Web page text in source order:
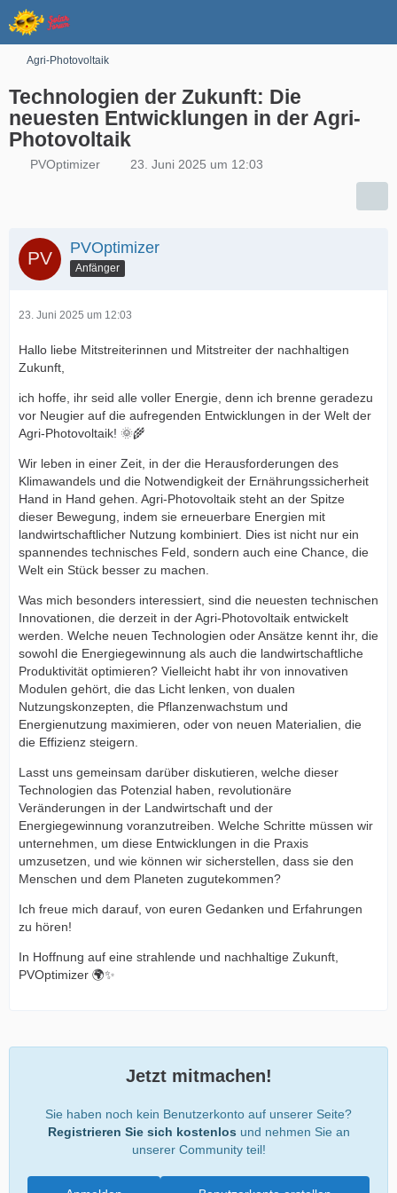
Agri-Photovoltaik
Technologien der Zukunft: Die
neuesten Entwicklungen in der Agri-
Photovoltaik
PVOptimizer 23. Juni 2025 um 12:03
PVOptimizer
Anfänger
23. Juni 2025 um 12:03
Hallo liebe Mitstreiterinnen und Mitstreiter der nachhaltigen
Zukunft,
ich hoffe, ihr seid alle voller Energie, denn ich brenne geradezu
vor Neugier auf die aufregenden Entwicklungen in der Welt der
Agri-Photovoltaik! 🌞🌾
Wir leben in einer Zeit, in der die Herausforderungen des
Klimawandels und die Notwendigkeit der Ernährungssicherheit
Hand in Hand gehen. Agri-Photovoltaik steht an der Spitze
dieser Bewegung, indem sie erneuerbare Energien mit
landwirtschaftlicher Nutzung kombiniert. Dies ist nicht nur ein
spannendes technisches Feld, sondern auch eine Chance, die
Welt ein Stück besser zu machen.
Was mich besonders interessiert, sind die neuesten technischen
Innovationen, die derzeit in der Agri-Photovoltaik entwickelt
werden. Welche neuen Technologien oder Ansätze kennt ihr, die
sowohl die Energiegewinnung als auch die landwirtschaftliche
Produktivität optimieren? Vielleicht habt ihr von innovativen
Modulen gehört, die das Licht lenken, von dualen
Nutzungskonzepten, die Pflanzenwachstum und
Energienutzung maximieren, oder von neuen Materialien, die
die Effizienz steigern.
Lasst uns gemeinsam darüber diskutieren, welche dieser
Technologien das Potenzial haben, revolutionäre
Veränderungen in der Landwirtschaft und der
Energiegewinnung voranzutreiben. Welche Schritte müssen wir
unternehmen, um diese Entwicklungen in die Praxis
umzusetzen, und wie können wir sicherstellen, dass sie den
Menschen und dem Planeten zugutekommen?
Ich freue mich darauf, von euren Gedanken und Erfahrungen
zu hören!
In Hoffnung auf eine strahlende und nachhaltige Zukunft,
PVOptimizer 🌍✨
Jetzt mitmachen!
Sie haben noch kein Benutzerkonto auf unserer Seite?
Registrieren Sie sich kostenlos und nehmen Sie an
unserer Community teil!